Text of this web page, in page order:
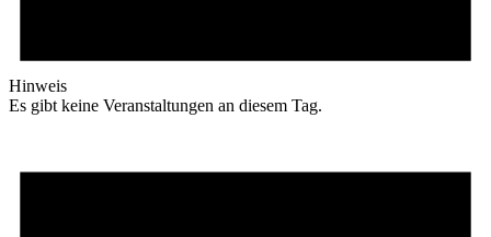
Hinweis
Es gibt keine Veranstaltungen an diesem Tag.